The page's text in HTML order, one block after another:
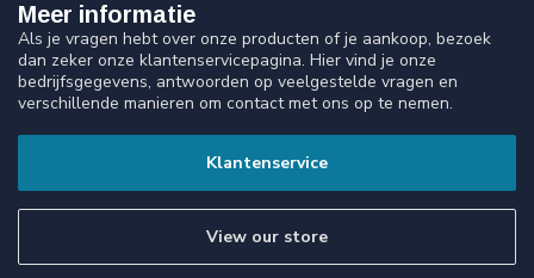
Meer informatie
Als je vragen hebt over onze producten of je aankoop, bezoek
dan zeker onze klantenservicepagina. Hier vind je onze
bedrijfsgegevens, antwoorden op veelgestelde vragen en
verschillende manieren om contact met ons op te nemen.
Klantenservice
View our store